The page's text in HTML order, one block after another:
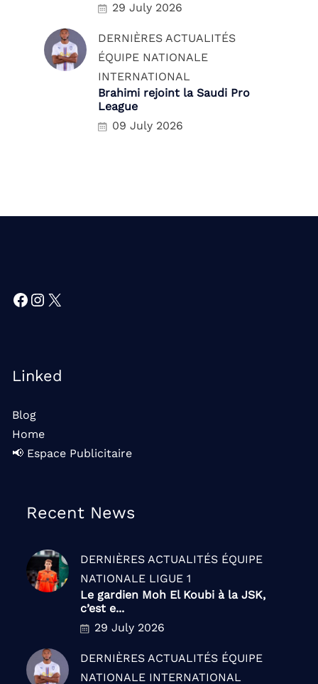
29 July 2026
DERNIÈRES ACTUALITÉS
ÉQUIPE NATIONALE
INTERNATIONAL
Brahimi rejoint la Saudi Pro
League
09 July 2026
Facebook
Instagram
X
Linked
Blog
Home
📢 Espace Publicitaire
Recent News
DERNIÈRES ACTUALITÉS ÉQUIPE
NATIONALE LIGUE 1
Le gardien Moh El Koubi à la JSK,
c’est e...
29 July 2026
DERNIÈRES ACTUALITÉS ÉQUIPE
NATIONALE INTERNATIONAL